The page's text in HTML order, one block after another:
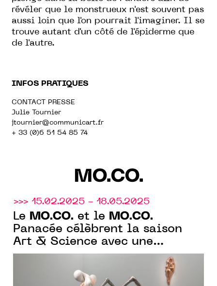
révéler que le monstrueux n'est souvent pas
aussi loin que l'on pourrait l'imaginer. Il se
trouve autant d'un côté de l'épiderme que
de l'autre.
INFOS PRATIQUES
CONTACT PRESSE
Julie Tournier
jtournier@communicart.fr
+ 33 (0)6 51 54 85 74
MO.CO.
>>> 15.02.2025 - 18.05.2025
Le MO.CO. et le MO.CO.
Panacée célèbrent la saison
Art & Science avec une
programmation culturelle où
l’art se fait laboratoire d’idées
et d’émotions.